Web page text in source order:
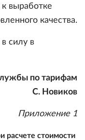
выработке
качества.
силу в
по тарифам
С. Новиков
Приложение 1
стоимости